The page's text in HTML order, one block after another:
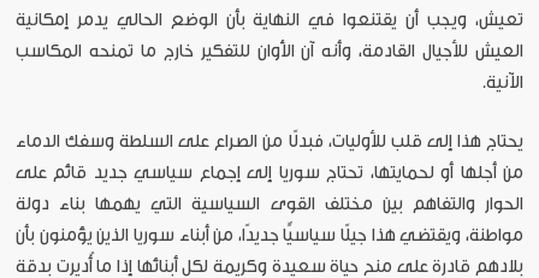
تعيش، ويجب أن يقتنعوا في النهاية بأن الوضع الحالي يدمر إمكانية
العيش للأجيال القادمة، وأنه آن الأوان للتفكير خارج ما تمنحه المكاسب
الآنية.
يحتاج هذا إلى قلب للأوليات، فبدلًا من الصراع على السلطة وسفك الدماء
من أجلها أو لحمايتها، تحتاج سوريا إلى إجماع سياسي جديد قائم على
الحوار والتفاهم بين مختلف القوى السياسية التي يهمها بناء دولة
مواطنة، ويقتضي هذا جيلًا سياسيًّا جديدًا، من أبناء سوريا الذين يؤمنون بأن
بلادهم قادرة على منح حياة سعيدة وكريمة لكل أبنائها إذا ما أُديرت بدقة